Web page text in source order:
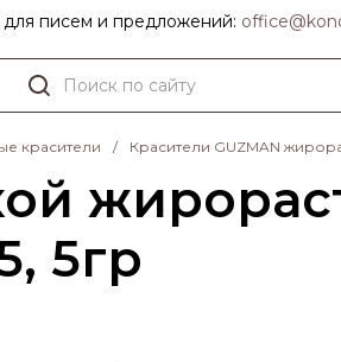
для писем и предложений:
красители / Красители GUZMAN
5гр